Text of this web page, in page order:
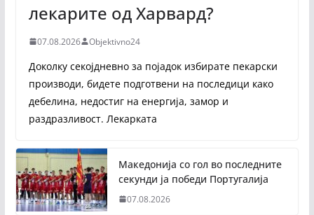
лекарите од Харвард?
07.08.2026 Objektivno24
Доколку секојдневно за појадок избирате пекарски
производи, бидете подготвени на последици како
дебелина, недостиг на енергија, замор и
раздразливост. Лекарката
Македонија со гол во последните
секунди ја победи Португалија
07.08.2026